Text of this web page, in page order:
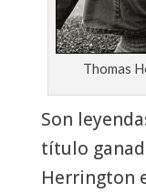
Thomas
Son
título
Herrington